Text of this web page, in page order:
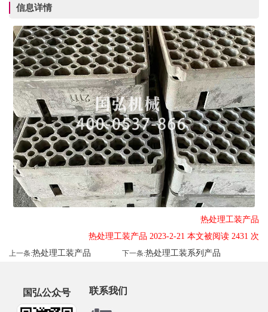
信息详情
热处理工装产品
热处理工装产品 2023-2-21 本文被阅读 2431 次
上一条:热处理工装产品 下一条:热处理工装系列产品
国弘公众号 联系我们